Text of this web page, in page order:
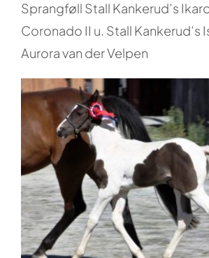
Sprangføll Stall Kankerud’s
Coronado II u. Stall Kankerud’s
Aurora van der Velpen